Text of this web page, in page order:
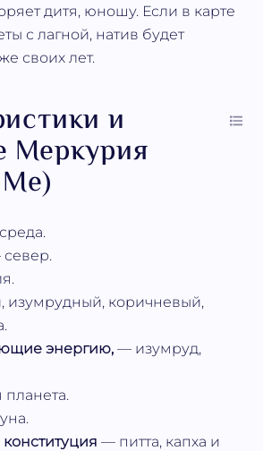
дитя, юношу. Если в карте
с лагной, натив будет
своих лет.
и
Меркурия
коричневый,
энергию, — изумруд,
— питта, капха и